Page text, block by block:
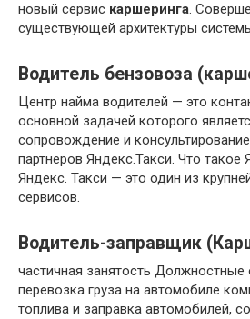
новый сервис каршеринга.
существующей архитектуры
Водитель бензовоза
Центр найма водителей — это
основной задачей которого
сопровождение и
партнеров Яндекс.Такси. Что такое
Яндекс. Такси — это один из
сервисов.
Водитель-заправщик
частичная занятость Должностные
перевозка груза на автомобиле
топлива и заправка автомобилей,